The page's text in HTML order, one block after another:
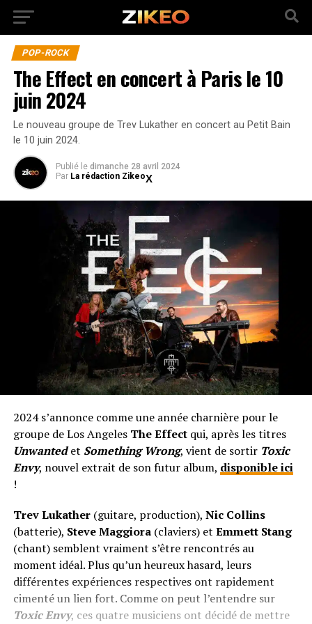
POP-ROCK
The Effect en concert à Paris le 10
juin 2024
Le nouveau groupe de Trev Lukather en concert au Petit Bain
le 10 juin 2024.
Publié le dimanche 28 avril 2024
Par La rédaction Zikeo
2024 s’annonce comme une année charnière pour le
groupe de Los Angeles The Effectqui, après les titres
Unwantedet Something Wrong, vient de sortir Toxic
Envy, nouvel extrait de son futur album, disponible ici
!
Trev Lukather(guitare, production), Nic Collins
(batterie), Steve Maggiora(claviers) et Emmett Stang
(chant) semblent vraiment s’être rencontrés au
moment idéal. Plus qu’un heureux hasard, leurs
différentes expériences respectives ont rapidement
cimenté un lien fort. Comme on peut l’entendre sur
Toxic Envy, ces quatre musiciens ont décidé de mettre